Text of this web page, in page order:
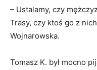
– Ustalamy, czy
Trasy, czy ktoś go z
Wojnarowska.
Tomasz K. był mocno